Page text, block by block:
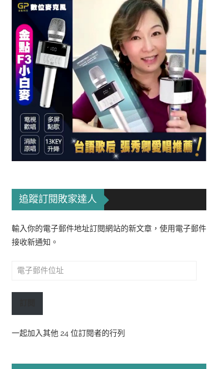
追蹤訂閱敗家達人
輸入你的電子郵件地址訂閱網站的新文章，使用電子郵件
接收新通知。
電
郵
址
一起加入其他 24 位訂閱者的行列